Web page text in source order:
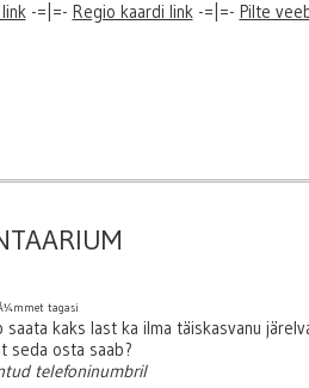
-=|=- Regio kaardi link-=|=- Pilte
tagasi
saata kaks last ka ilma täiskasvanu
seda osta saab?
telefoninumbril